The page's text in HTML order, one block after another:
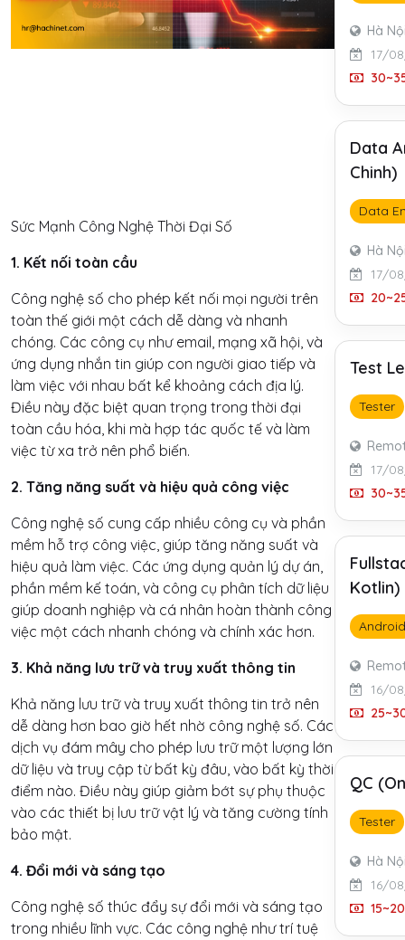
Sức Mạnh Công Nghệ Thời Đại Số
1. Kết nối toàn cầu
Công nghệ số cho phép kết nối mọi người trên
toàn thế giới một cách dễ dàng và nhanh
chóng. Các công cụ như email, mạng xã hội, và
ứng dụng nhắn tin giúp con người giao tiếp và
làm việc với nhau bất kể khoảng cách địa lý.
Điều này đặc biệt quan trọng trong thời đại
toàn cầu hóa, khi mà hợp tác quốc tế và làm
việc từ xa trở nên phổ biến.
2. Tăng năng suất và hiệu quả công việc
Công nghệ số cung cấp nhiều công cụ và phần
mềm hỗ trợ công việc, giúp tăng năng suất và
hiệu quả làm việc. Các ứng dụng quản lý dự án,
phần mềm kế toán, và công cụ phân tích dữ liệu
giúp doanh nghiệp và cá nhân hoàn thành công
việc một cách nhanh chóng và chính xác hơn.
3. Khả năng lưu trữ và truy xuất thông tin
Khả năng lưu trữ và truy xuất thông tin trở nên
dễ dàng hơn bao giờ hết nhờ công nghệ số. Các
dịch vụ đám mây cho phép lưu trữ một lượng lớn
dữ liệu và truy cập từ bất kỳ đâu, vào bất kỳ thời
điểm nào. Điều này giúp giảm bớt sự phụ thuộc
vào các thiết bị lưu trữ vật lý và tăng cường tính
bảo mật.
4. Đổi mới và sáng tạo
Công nghệ số thúc đẩy sự đổi mới và sáng tạo
trong nhiều lĩnh vực. Các công nghệ như trí tuệ
Hà
17/
Data
Chinh)
Data
Hà
17/
Test
Tester
17/
Kotlin)
Android
16/
QC
Tester
Hà
16/